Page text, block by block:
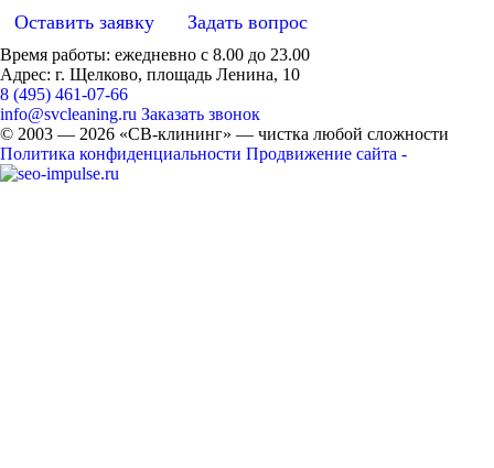
Оставить заявку Задать вопрос
Время работы: ежедневно с 8.00 до 23.00
Адрес: г. Щелково, площадь Ленина, 10
8 (495) 461-07-66
info@svcleaning.ru Заказать звонок
© 2003 — 2026 «СВ-клининг» — чистка любой сложности
Политика конфиденциальности Продвижение сайта -